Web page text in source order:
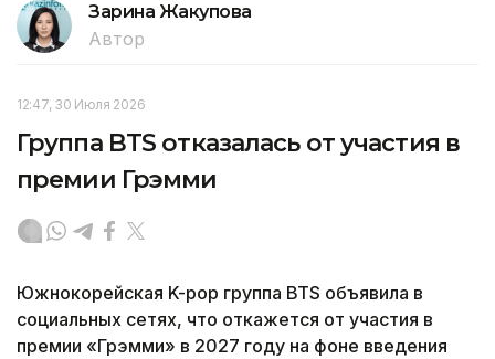
Зарина Жакупова
Автор
12:47, 30 Июля 2026
Группа BTS отказалась от участия в
премии Грэмми
Южнокорейская K-pop группа BTS объявила в
социальных сетях, что откажется от участия в
премии «Грэмми» в 2027 году на фоне введения